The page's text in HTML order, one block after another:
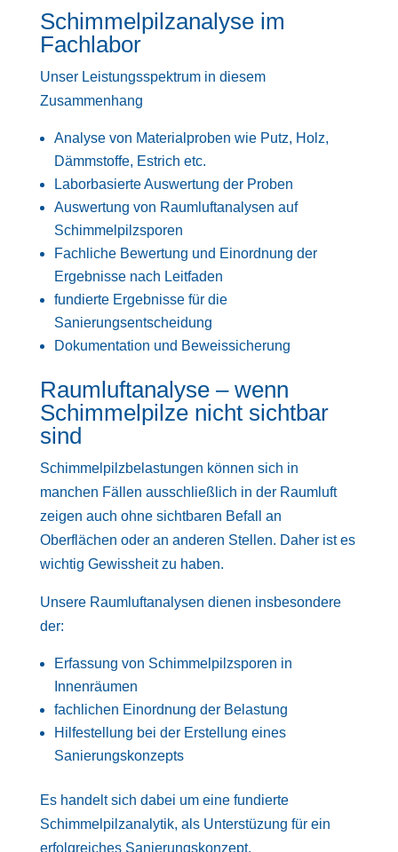
Schimmelpilzanalyse im
Fachlabor
Unser Leistungsspektrum in diesem
Zusammenhang
Analyse von Materialproben wie Putz, Holz,
Dämmstoffe, Estrich etc.
Laborbasierte Auswertung der Proben
Auswertung von Raumluftanalysen auf
Schimmelpilzsporen
Fachliche Bewertung und Einordnung der
Ergebnisse nach Leitfaden
fundierte Ergebnisse für die
Sanierungsentscheidung
Dokumentation und Beweissicherung
Raumluftanalyse – wenn
Schimmelpilze nicht sichtbar
sind
Schimmelpilzbelastungen können sich in
manchen Fällen ausschließlich in der Raumluft
zeigen auch ohne sichtbaren Befall an
Oberflächen oder an anderen Stellen. Daher ist es
wichtig Gewissheit zu haben.
Unsere Raumluftanalysen dienen insbesondere
der:
Erfassung von Schimmelpilzsporen in
Innenräumen
fachlichen Einordnung der Belastung
Hilfestellung bei der Erstellung eines
Sanierungskonzepts
Es handelt sich dabei um eine fundierte
Schimmelpilzanalytik, als Unterstüzung für ein
erfolgreiches Sanierungskonzept.